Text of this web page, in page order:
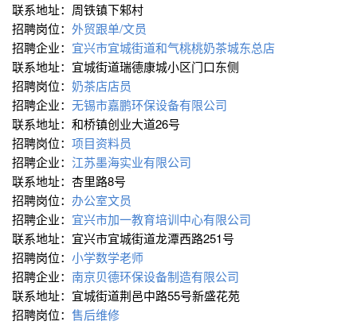
联系地址：周铁镇下邾村
招聘岗位： 外贸跟单/文员
招聘企业： 宜兴市宜城街道和气桃桃奶茶城东总店
联系地址：宜城街道瑞德康城小区门口东侧
招聘岗位： 奶茶店店员
招聘企业： 无锡市嘉鹏环保设备有限公司
联系地址：和桥镇创业大道26号
招聘岗位： 项目资料员
招聘企业： 江苏墨海实业有限公司
联系地址：杏里路8号
招聘岗位： 办公室文员
招聘企业： 宜兴市加一教育培训中心有限公司
联系地址：宜兴市宜城街道龙潭西路251号
招聘岗位： 小学数学老师
招聘企业： 南京贝德环保设备制造有限公司
联系地址：宜城街道荆邑中路55号新盛花苑
招聘岗位： 售后维修